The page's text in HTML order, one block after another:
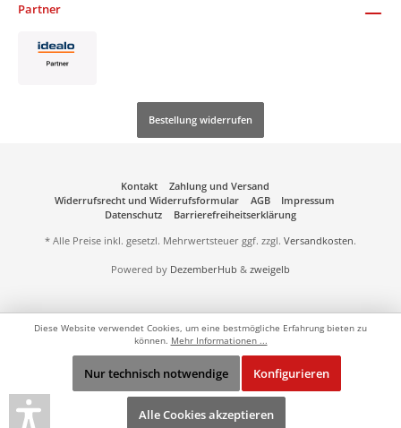
Partner
Bestellung widerrufen
Kontakt
Zahlung und Versand
Widerrufsrecht und Widerrufsformular
AGB
Impressum
Datenschutz
Barrierefreiheitserklärung
* Alle Preise inkl. gesetzl. Mehrwertsteuer ggf. zzgl. Versandkosten.
Powered by DezemberHub & zweigelb
Diese Website verwendet Cookies, um eine bestmögliche Erfahrung bieten zu
können. Mehr Informationen ...
Nur technisch notwendige Konfigurieren
Alle Cookies akzeptieren